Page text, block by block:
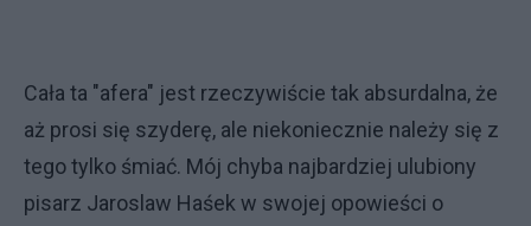
Cała ta "afera" jest rzeczywiście tak absurdalna, że
aż prosi się szyderę, ale niekoniecznie należy się z
tego tylko śmiać. Mój chyba najbardziej ulubiony
pisarz Jaroslaw Haśek w swojej opowieści o